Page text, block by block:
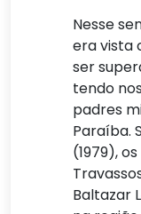
Nesse
era vista
ser
tendo
padres
Paraíba.
(1979),
Baltazar